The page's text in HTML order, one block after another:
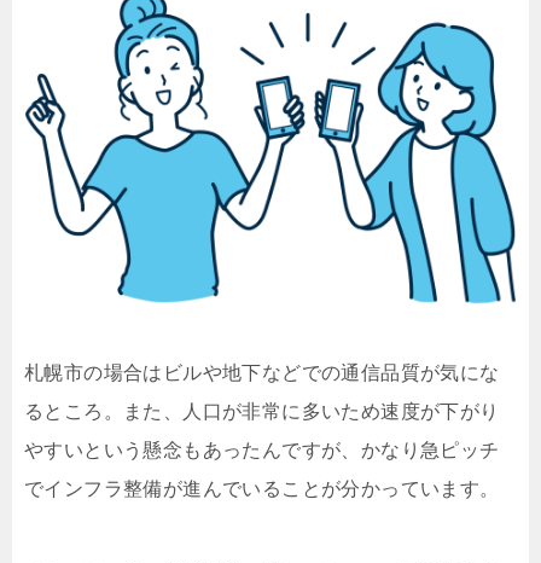
札幌市の場合はビルや地下などでの通信品質が気にな
るところ。また、人口が非常に多いため速度が下がり
やすいという懸念もあったんですが、かなり急ピッチ
でインフラ整備が進んでいることが分かっています。